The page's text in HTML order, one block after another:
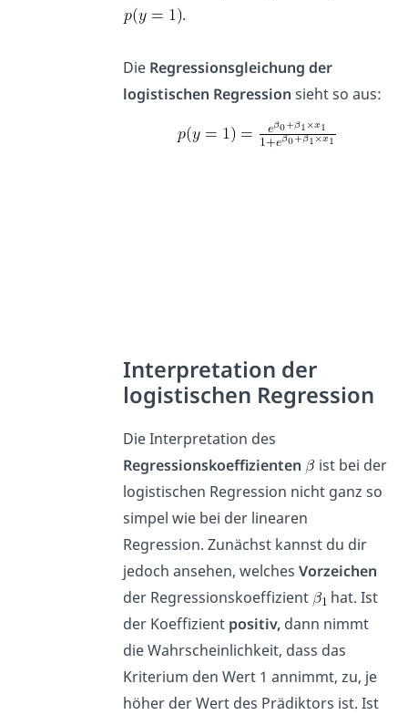
.
Die Regressionsgleichung der
logistischen Regression sieht so aus:
Interpretation der
logistischen Regression
Die Interpretation des
Regressionskoeffizienten
ist bei der
logistischen Regression nicht ganz so
simpel wie bei der linearen
Regression. Zunächst kannst du dir
jedoch ansehen, welches Vorzeichen
der Regressionskoeffizient
hat. Ist
der Koeffizientpositiv,dann nimmt
die Wahrscheinlichkeit, dass das
Kriterium den Wert 1 annimmt, zu, je
höher der Wert des Prädiktors ist. Ist